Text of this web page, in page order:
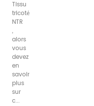
Tissu
tricoté
NTR
,
alors
vous
devez
en
savoir
plus
sur
c...